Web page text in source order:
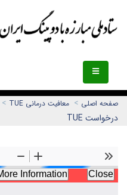
صفحه اصلی > معافیت درمانی TUE >
درخواست TUE